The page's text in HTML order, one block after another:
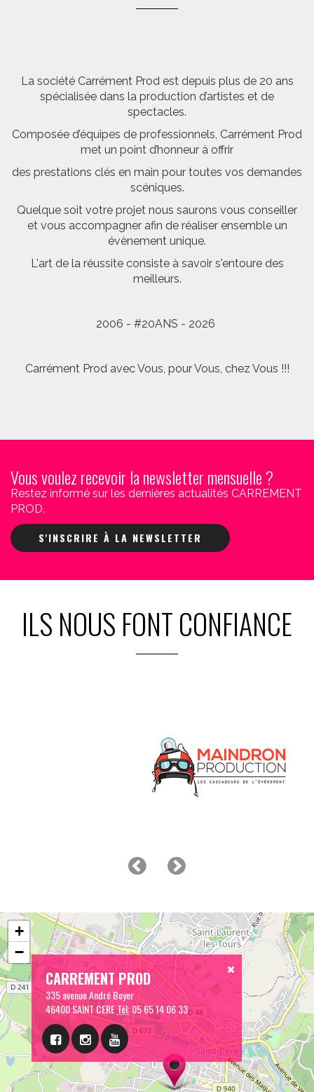
La société Carrément Prod est depuis plus de 20 ans
spécialisée dans la production d’artistes et de
spectacles.
Composée d’équipes de professionnels, Carrément Prod
met un point d’honneur à offrir
des prestations clés en main pour toutes vos demandes
scéniques.
Quelque soit votre projet nous saurons vous conseiller
et vous accompagner afin de réaliser ensemble un
évènement unique.
L'art de la réussite consiste à savoir s'entoure des
meilleurs.
2006 - #20ANS - 2026
Carrément Prod avec Vous, pour Vous, chez Vous !!!
Vous voulez recevoir la newsletter mensuelle ?
Restez informé sur les dernières actualités CARREMENT
PROD.
S'INSCRIRE À LA NEWSLETTER
ILS NOUS FONT CONFIANCE
CARREMENT PROD
335 avenue André Boyer
46400 SAINT CERETél:05 65 14 06 33
+
−